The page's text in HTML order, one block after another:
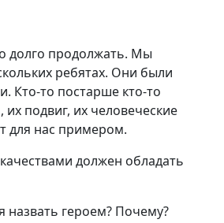
долго продолжать. Мы
ребятах. Они были
Кто-то постарше кто-то
подвиг, их человеческие
для нас примером.
должен обладать
героем? Почему?